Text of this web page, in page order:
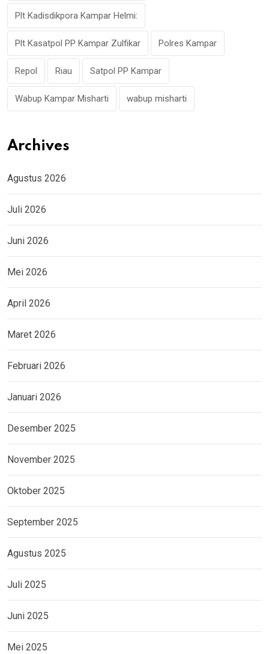
Plt Kadisdikpora Kampar Helmi:
Plt Kasatpol PP Kampar Zulfikar Polres Kampar
Repol Riau Satpol PP Kampar
Wabup Kampar Misharti wabup misharti
Archives
Agustus 2026
Juli 2026
Juni 2026
Mei 2026
April 2026
Maret 2026
Februari 2026
Januari 2026
Desember 2025
November 2025
Oktober 2025
September 2025
Agustus 2025
Juli 2025
Juni 2025
Mei 2025